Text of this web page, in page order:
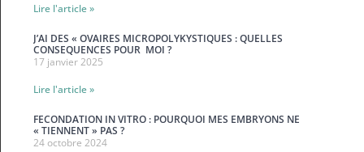
Lire l'article »
J’AI DES « OVAIRES MICROPOLYKYSTIQUES : QUELLES
CONSEQUENCES POUR MOI ?
17 janvier 2025
Lire l'article »
FECONDATION IN VITRO : POURQUOI MES EMBRYONS NE
« TIENNENT » PAS ?
24 octobre 2024